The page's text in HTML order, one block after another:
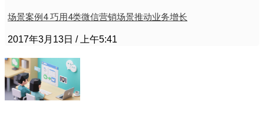
场景案例4 巧用4类微信营销场景推动业务增长
2017年3月13日 上午5:41